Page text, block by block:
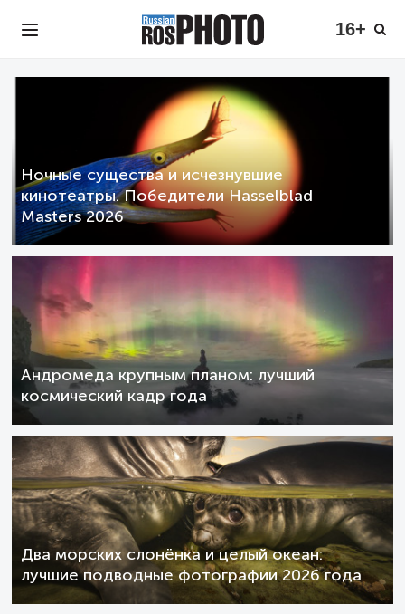
16+
Ночные существа и исчезнувшие
кинотеатры. Победители Hasselblad
Masters 2026
Андромеда крупным планом: лучший
космический кадр года
Два морских слонёнка и целый океан:
лучшие подводные фотографии 2026 года